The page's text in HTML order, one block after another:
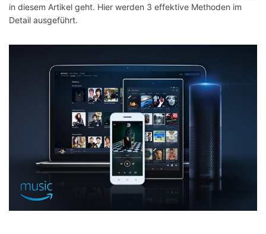
in diesem Artikel geht. Hier werden 3 effektive Methoden im
Detail ausgeführt.